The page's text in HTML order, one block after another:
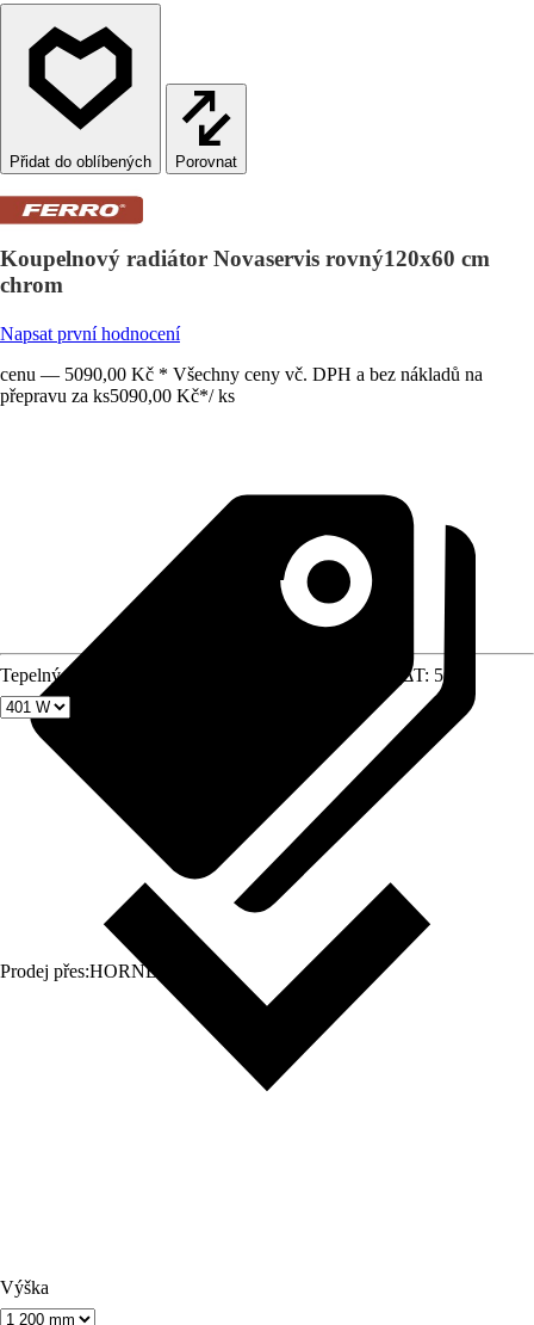
Porovnat
Koupelnový radiátor Novaservis rovný120x60 cm
chrom
Napsat první hodnocení
cenu — 5090,00 Kč * Všechny ceny vč. DPH a bez nákladů na
přepravu za ks5090,00 Kč*/ ks
Prodej přes:HORNBACH
Tepelný výkon při přívodní teplotě 75 stupňů Celsia (ΔT: 50)
Výška